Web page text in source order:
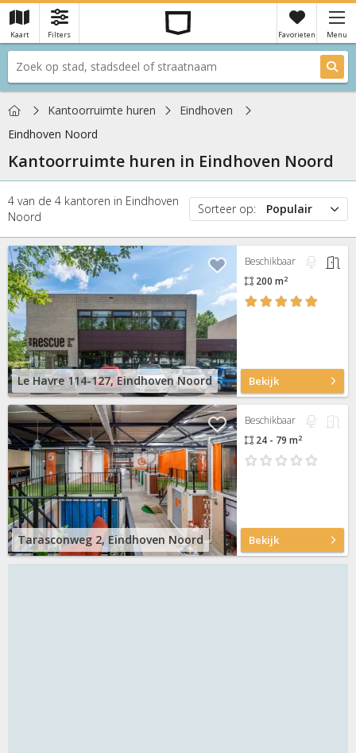
Kaart Filters Favorieten Menu
Je hebt nog geen favorieten ×
HomeKantoorruimte huren
Eindhoven
Eindhoven Noord
Kantoorruimte huren in Eindhoven Noord
4 van de 4 kantoren in Eindhoven
Noord
Sorteer op:
Populair
Prijs
Le Havre 114-127, Eindhoven Noord
Beschikbaar
200 m2
Bekijk
Tarasconweg 2, Eindhoven Noord
Beschikbaar
24 - 79 m2
Bekijk